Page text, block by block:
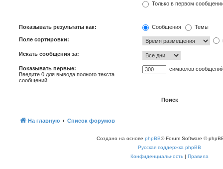
Только в первом
Показывать результаты как: Сообщения Темы
Поле сортировки:
Искать сообщения за:
Показывать первые:
Введите 0 для вывода полного текста
сообщений.
символов
На главную Список форумов
Создано на основе phpBB® Forum Software ©
Русская поддержка phpBB
Конфиденциальность | Правила